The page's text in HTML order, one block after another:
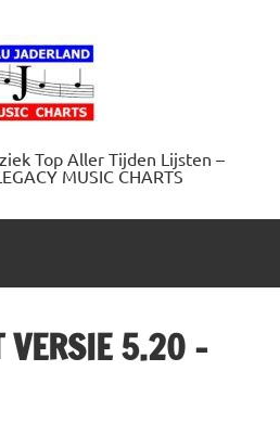
Top Aller Tijden Lijsten –
MUSIC CHARTS
5.20 –